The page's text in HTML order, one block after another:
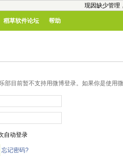
现因缺少管理
稻草软件论坛 帮助
部目前暂不支持用微博登录。如果你是使用
自动登录
忘记密码?